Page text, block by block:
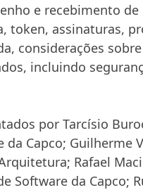
e recebimento
token, assinaturas,
considerações
incluindo
por Tarcísio
Capco; Guilherme
Rafael
Software da Capco;